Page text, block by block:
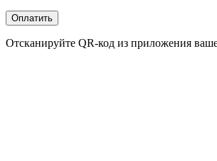
Оплатить
Отсканируйте QR-код из приложения